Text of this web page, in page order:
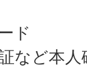
ド
など本